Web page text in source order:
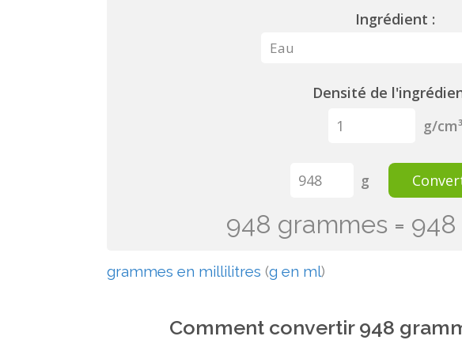
Ingrédient :
Densité de
g/cm³
g
948 grammes =
grammes en millilitres (g en ml)
Comment convertir 948